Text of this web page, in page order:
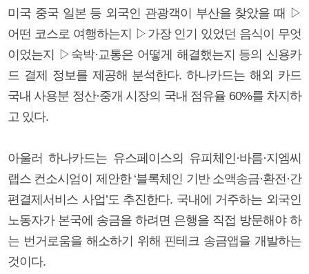
미국 중국 일본 등 외국인 관광객이 부산을 찾았을 때 ▷
어떤 코스로 여행하는지 ▷가장 인기 있었던 음식이 무엇
이었는지 ▷숙박·교통은 어떻게 해결했는지 등의 신용카
드 결제 정보를 제공해 분석한다. 하나카드는 해외 카드
국내 사용분 정산·중개 시장의 국내 점유율 60%를 차지하
고 있다.
아울러 하나카드는 유스페이스의 유피체인·바름·지엠씨
랩스 컨소시엄이 제안한 ‘블록체인 기반 소액송금·환전·간
편결제서비스 사업’도 추진한다. 국내에 거주하는 외국인
노동자가 본국에 송금을 하려면 은행을 직접 방문해야 하
는 번거로움을 해소하기 위해 핀테크 송금앱을 개발하는
것이다.